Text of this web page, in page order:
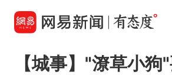
【城事】"潦草小狗